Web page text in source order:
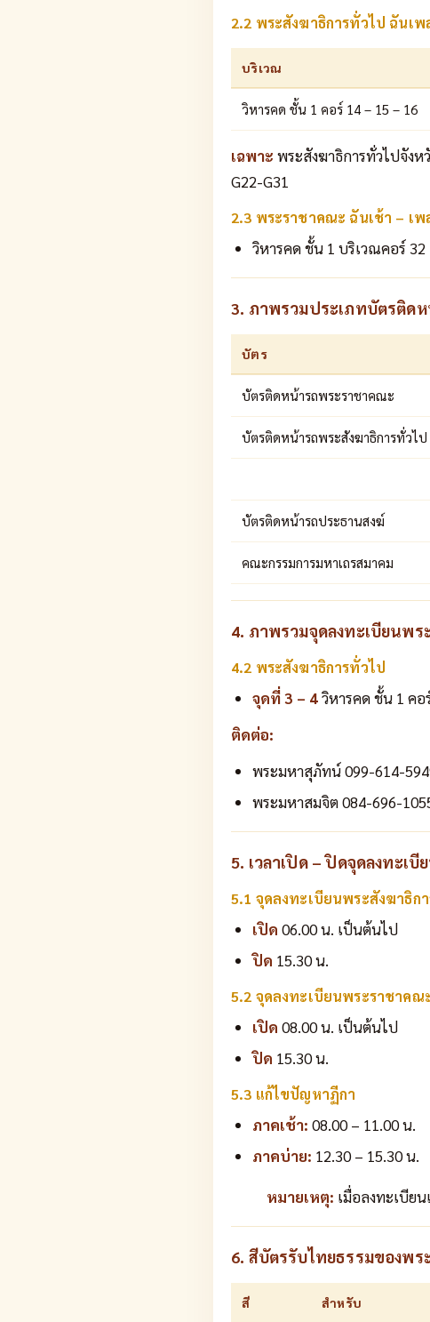
2.2 พระสังฆาธิการทั่วไป ฉันเ
บริเวณ
วิหารคด ชั้น 1 คอร์ 14 – 15 – 16
เฉพาะ พระสังฆาธิการทั่วไปจังห
G22-G31
2.3 พระราชาคณะ ฉันเช้า – เพ
วิหารคด ชั้น 1 บริเวณคอร์ 32
3. ภาพรวมประเภทบัตรติด
บัตร
บัตรติดหน้ารถพระราชาคณะ
บัตรติดหน้ารถพระสังฆาธิการทั่วไป
บัตรติดหน้ารถประธานสงฆ์
คณะกรรมการมหาเถรสมาคม
4. ภาพรวมจุดลงทะเบียนพร
4.2 พระสังฆาธิการทั่วไป
จุดที่ 3 – 4วิหารคด ชั้น 1 ค
ติดต่อ:
พระมหาสุภัทน์ 099-614-
พระมหาสมจิต 084-696-
5. เวลาเปิด – ปิดจุดลงทะเบี
5.1 จุดลงทะเบียนพระสังฆาธิก
เปิด 06.00 น. เป็นต้นไป
ปิด 15.30 น.
5.2 จุดลงทะเบียนพระราชาคณ
เปิด 08.00 น. เป็นต้นไป
ปิด 15.30 น.
5.3 แก้ไขปัญหาฏีกา
ภาคเช้า: 08.00 – 11.00 น.
ภาคบ่าย: 12.30 – 15.30 น.
หมายเหตุ: เมื่อลงทะเบีย
6. สีบัตรรับไทยธรรมของพร
สี สำหรับ